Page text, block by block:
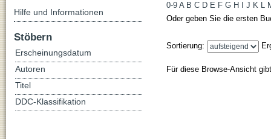
0-9 A B C D E F G H J K L
Oder geben Sie die ersten
Sortierung:
Für diese Browse-Ansicht
Hilfe und Informationen
Stöbern
Erscheinungsdatum
Autoren
Titel
DDC-Klassifikation